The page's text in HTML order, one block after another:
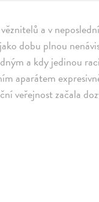
a v
dobu plnou
a kdy jedinou
aparátem
veřejnost začala